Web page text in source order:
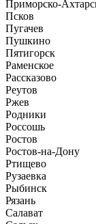
Приморско-
Псков
Пугачев
Пушкино
Пятигорск
Раменское
Рассказово
Реутов
Ржев
Родники
Россошь
Ростов
Ростов-на-Дону
Ртищево
Рузаевка
Рыбинск
Рязань
Салават